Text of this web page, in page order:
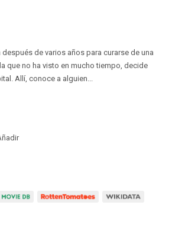
de varios años para curarse de una
que no ha visto en mucho tiempo, decide
Allí, conoce a alguien...